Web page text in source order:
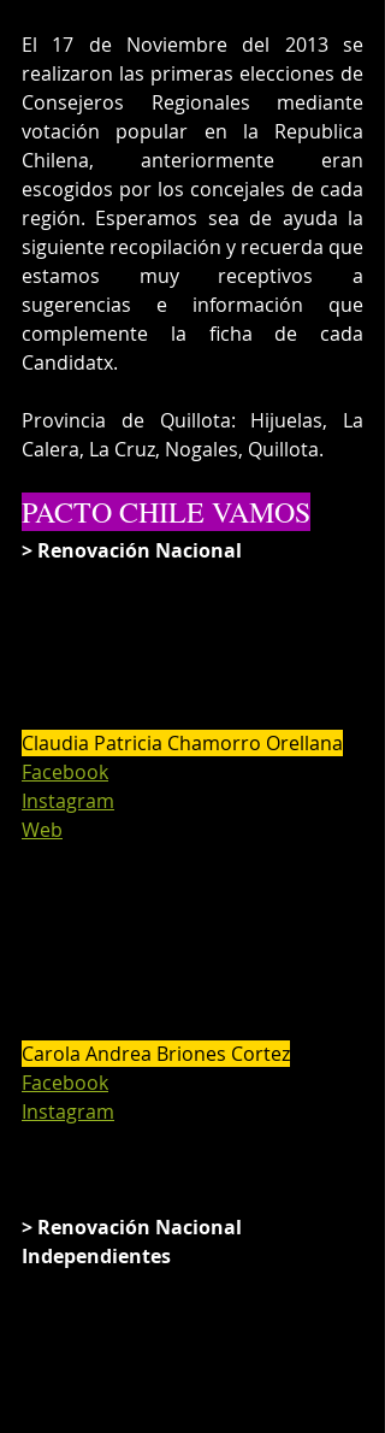
El 17 de Noviembre del 2013 se
realizaron las primeras elecciones de
Consejeros Regionales mediante
votación popular en la Republica
Chilena, anteriormente eran
escogidos por los concejales de cada
región. Esperamos sea de ayuda la
siguiente recopilación y recuerda que
estamos muy receptivos a
sugerencias e información que
complemente la ficha de cada
Candidatx.
Provincia de Quillota: Hijuelas, La
Calera, La Cruz, Nogales, Quillota.
PACTO CHILE VAMOS
> Renovación Nacional
Claudia Patricia Chamorro Orellana
Facebook
Instagram
Web
Carola Andrea Briones Cortez
Facebook
Instagram
> Renovación Nacional
Independientes